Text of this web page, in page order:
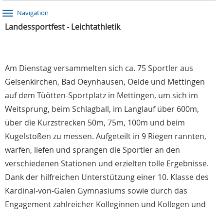
Navigation
Landessportfest - Leichtathletik
Am Dienstag versammelten sich ca. 75 Sportler aus
Gelsenkirchen, Bad Oeynhausen, Oelde und Mettingen
auf dem Tüötten-Sportplatz in Mettingen, um sich im
Weitsprung, beim Schlagball, im Langlauf über 600m,
über die Kurzstrecken 50m, 75m, 100m und beim
Kugelstoßen zu messen. Aufgeteilt in 9 Riegen rannten,
warfen, liefen und sprangen die Sportler an den
verschiedenen Stationen und erzielten tolle Ergebnisse.
Dank der hilfreichen Unterstützung einer 10. Klasse des
Kardinal-von-Galen Gymnasiums sowie durch das
Engagement zahlreicher Kolleginnen und Kollegen und